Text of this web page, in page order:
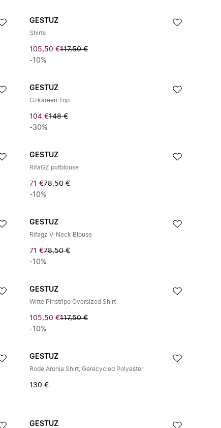
GESTUZ
Shirts
105,50 €117,50 €
-10%
GESTUZ
Gzkareen Top
104 €148 €
-30%
GESTUZ
RifaGZ pofblouse
71 €78,50 €
-10%
GESTUZ
Rifagz V-Neck Blouse
71 €78,50 €
-10%
GESTUZ
Witte Pinstripe Oversized Shirt
105,50 €117,50 €
-10%
GESTUZ
Rode Aronia Shirt, Gerecycled Polyester
130 €
GESTUZ